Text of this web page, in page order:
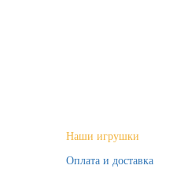
Наши игрушки
Оплата и доставка